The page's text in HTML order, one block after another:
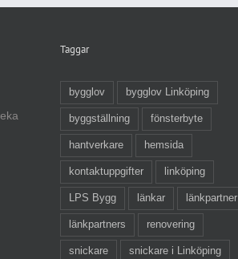
Taggar
bygglov bygglov Linköping
byggställning fönsterbyte
hantverkare hemsida
kontaktuppgifter linköping
LPS Bygg länkar länkpartner
länkpartners renovering
snickare snickare i Linköping